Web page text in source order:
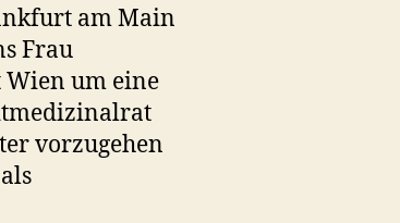
am Main
Frau
Wien um eine
vorzugehen